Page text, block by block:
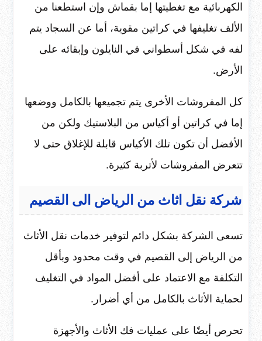
الكهربائية مع تغطيتها إما بقماش وإن استطعنا من
الألف تغليفها في كراتين مقوية، أما عن السجاد يتم
لفه في شكل أسطواني في النايلون وإبقائه على
الأرض.
كل المفروشات الأخرى يتم تجميعها بالكامل ووضعها
إما في كراتين أو أكياس من البلاستيك ولكن من
الأفضل أن تكون تلك الأكياس قابلة للإغلاق حتى لا
تتعرض المفروشات لأتربة كثيرة.
شركة نقل اثاث من الرياض الى القصيم
تسعى الشركة بشكل دائم لتوفير خدمات نقل الأثاث
من الرياض إلى القصيم في وقت محدود وبأقل
التكلفة مع الاعتماد على أفضل المواد في التغليف
لحماية الأثاث بالكامل من أي أضرار.
تحرص أيضًا على عمليات فك الأثاث والأجهزة